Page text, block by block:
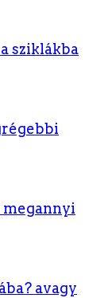
sziklákba
megannyi
avagy